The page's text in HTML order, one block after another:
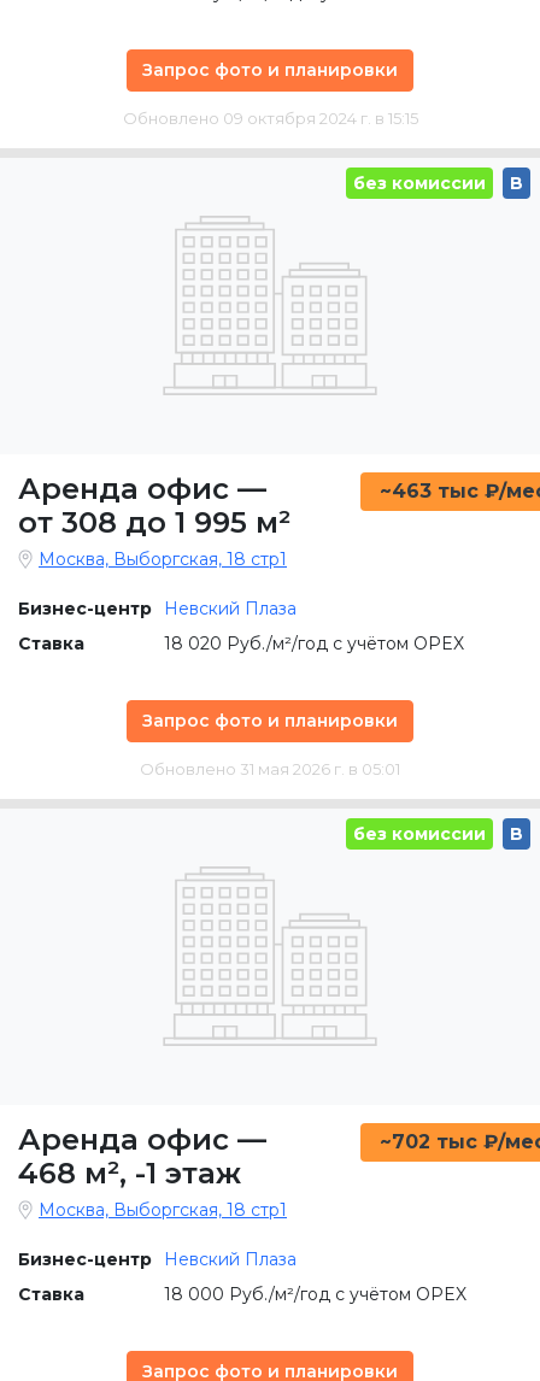
Запрос фото и планировки
Обновлено 09 октября 2024 г. в 15:15
без комиссии B
Аренда офис —
от 308 до 1 995 м²
~463 тыс ₽/
Москва, Выборгская, 18 стр1
Бизнес-центр
Невский Плаза
Ставка
18 020 Руб./м²/год с учётом OPEX
Запрос фото и планировки
Обновлено 31 мая 2026 г. в 05:01
без комиссии B
Аренда офис —
468 м², -1 этаж
~702 тыс ₽/
Москва, Выборгская, 18 стр1
Бизнес-центр
Невский Плаза
Ставка
18 000 Руб./м²/год с учётом OPEX
Запрос фото и планировки